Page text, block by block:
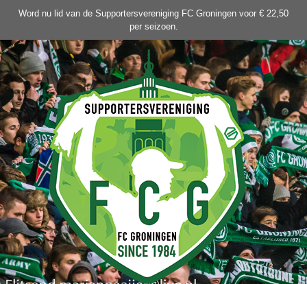
de
inhoud
Word nu lid van de Supportersvereniging FC Groningen voor € 22,50
per seizoen.